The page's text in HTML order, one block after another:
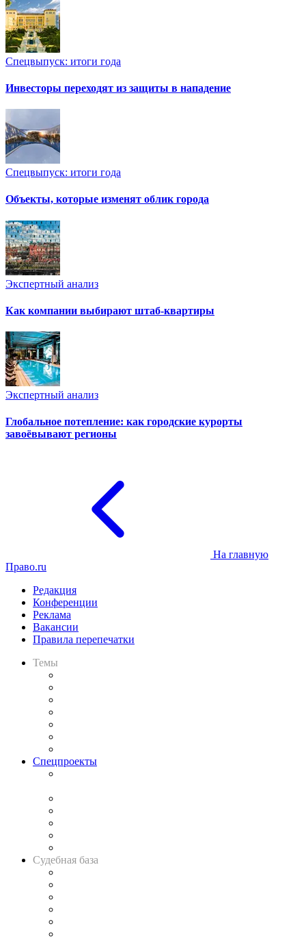
Спецвыпуск: итоги года
Инвесторы переходят из защиты в нападение
Спецвыпуск: итоги года
Объекты, которые изменят облик города
Экспертный анализ
Как компании выбирают штаб-квартиры
Экспертный анализ
Глобальное потепление: как городские курорты
завоёвывают регионы
На главную
Право.ru
Редакция
Конференции
Реклама
Вакансии
Правила перепечатки
Темы
Спецпроекты
Судебная база